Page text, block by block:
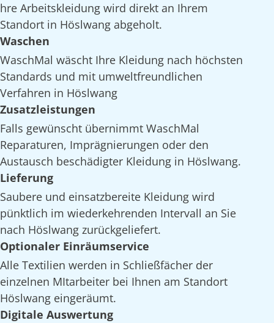
hre Arbeitskleidung wird direkt an Ihrem
Standort in Höslwang abgeholt.
Waschen
WaschMal wäscht Ihre Kleidung nach höchsten
Standards und mit umweltfreundlichen
Verfahren in Höslwang
Zusatzleistungen
Falls gewünscht übernimmt WaschMal
Reparaturen, Imprägnierungen oder den
Austausch beschädigter Kleidung in Höslwang.
Lieferung
Saubere und einsatzbereite Kleidung wird
pünktlich im wiederkehrenden Intervall an Sie
nach Höslwang zurückgeliefert.
Optionaler Einräumservice
Alle Textilien werden in Schließfächer der
einzelnen MItarbeiter bei Ihnen am Standort
Höslwang eingeräumt.
Digitale Auswertung